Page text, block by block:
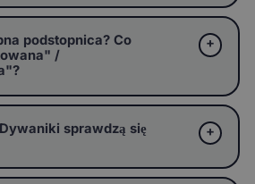
podstopnica? Co
/
sprawdzą się